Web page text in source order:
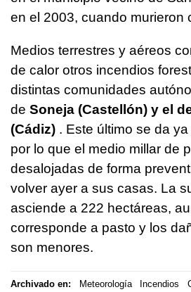
en el 2003, cuando murieron
Medios terrestres y aéreos
de calor otros incendios
distintas comunidades
de Soneja (Castellón) y el
(Cádiz) . Este último se da
por lo que el medio millar de
desalojadas de forma
volver ayer a sus casas. La
asciende a 222 hectáreas,
corresponde a pasto y los
son menores.
Archivado en: Meteorología Incendios